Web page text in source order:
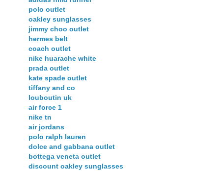
polo outlet
oakley sunglasses
jimmy choo outlet
hermes belt
coach outlet
nike huarache white
prada outlet
kate spade outlet
tiffany and co
louboutin uk
air force 1
nike tn
air jordans
polo ralph lauren
dolce and gabbana outlet
bottega veneta outlet
discount oakley sunglasses